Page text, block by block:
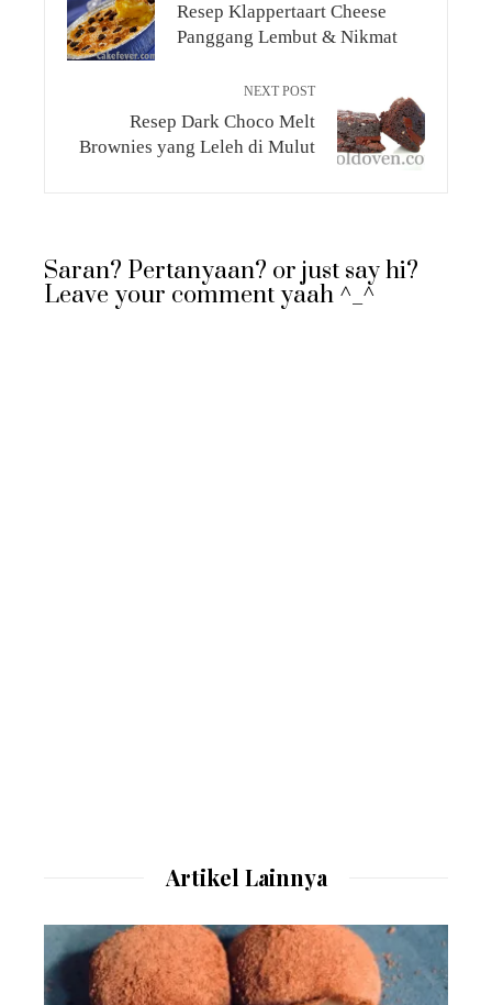
Resep Klappertaart Cheese
Panggang Lembut & Nikmat
NEXT POST
Resep Dark Choco Melt
Brownies yang Leleh di Mulut
Saran? Pertanyaan? or just say hi?
Leave your comment yaah ^_^
Artikel Lainnya